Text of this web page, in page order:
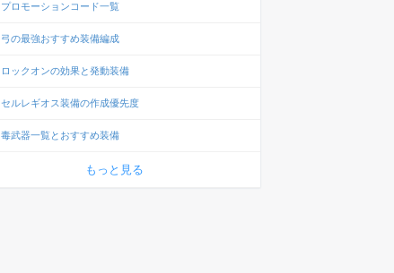
プロモーションコード一覧
弓の最強おすすめ装備編成
ロックオンの効果と発動装備
セルレギオス装備の作成優先度
毒武器一覧とおすすめ装備
もっと見る